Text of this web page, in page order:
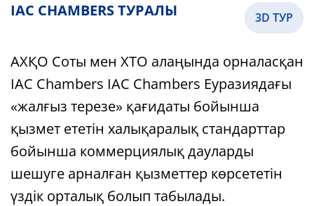
IAC CHAMBERS ТУРАЛЫ 3D ТУР
АХҚО Соты мен ХТО алаңында орналасқан
IAC Chambers IAC Chambers Еуразиядағы
«жалғыз терезе» қағидаты бойынша
қызмет ететін халықаралық стандарттар
бойынша коммерциялық дауларды
шешуге арналған қызметтер көрсететін
үздік орталық болып табылады.